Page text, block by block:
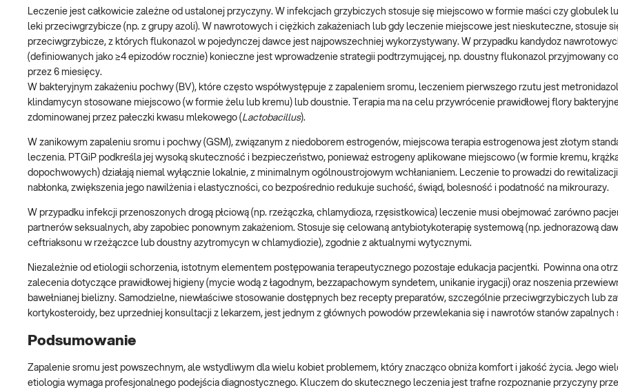
Leczenie jest całkowicie zależne od ustalonej przyczyny. W infekcjach grzybiczych stosuje się miejscowo w formie maści czy globulek
leki przeciwgrzybicze (np. z grupy azoli). W nawrotowych i ciężkich zakażeniach lub gdy leczenie miejscowe jest nieskuteczne, stosuje
przeciwgrzybicze, z których flukonazol w pojedynczej dawce jest najpowszechniej wykorzystywany. W przypadku kandydoz
(definiowanych jako ≥4 epizodów rocznie) konieczne jest wprowadzenie strategii podtrzymującej, np. doustny flukonazol przyjmowany
przez 6 miesięcy.
W bakteryjnym zakażeniu pochwy (BV), które często współwystępuje z zapaleniem sromu, leczeniem pierwszego rzutu jest
klindamycyn stosowane miejscowo (w formie żelu lub kremu) lub doustnie. Terapia ma na celu przywrócenie prawidłowej flory
zdominowanej przez pałeczki kwasu mlekowego ( Lactobacillus).
W zanikowym zapaleniu sromu i pochwy (GSM), związanym z niedoborem estrogenów, miejscowa terapia estrogenowa jest złotym
leczenia. PTGiP podkreśla jej wysoką skuteczność i bezpieczeństwo, ponieważ estrogeny aplikowane miejscowo (w formie kremu,
dopochwowych) działają niemal wyłącznie lokalnie, z minimalnym ogólnoustrojowym wchłanianiem. Leczenie to prowadzi do
nabłonka, zwiększenia jego nawilżenia i elastyczności, co bezpośrednio redukuje suchość, świąd, bolesność i podatność na mikrourazy.
W przypadku infekcji przenoszonych drogą płciową (np. rzeżączka, chlamydioza, rzęsistkowica) leczenie musi obejmować zarówno
partnerów seksualnych, aby zapobiec ponownym zakażeniom. Stosuje się celowaną antybiotykoterapię systemową (np. jednorazową
ceftriaksonu w rzeżączce lub doustny azytromycyn w chlamydiozie), zgodnie z aktualnymi wytycznymi.
Niezależnie od etiologii schorzenia, istotnym elementem postępowania terapeutycznego pozostaje edukacja pacjentki. Powinna ona
zalecenia dotyczące prawidłowej higieny (mycie wodą z łagodnym, bezzapachowym syndetem, unikanie irygacji) oraz noszenia
bawełnianej bielizny. Samodzielne, niewłaściwe stosowanie dostępnych bez recepty preparatów, szczególnie przeciwgrzybiczych lub
kortykosteroidy, bez uprzedniej konsultacji z lekarzem, jest jednym z głównych powodów przewlekania się i nawrotów stanów zapalnych
Podsumowanie
Zapalenie sromu jest powszechnym, ale wstydliwym dla wielu kobiet problemem, który znacząco obniża komfort i jakość życia. Jego
etiologia wymaga profesjonalnego podejścia diagnostycznego. Kluczem do skutecznego leczenia jest trafne rozpoznanie przyczyny